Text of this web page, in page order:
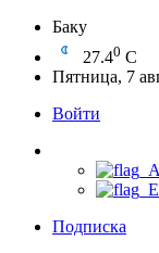
Баку
27.40 C
Пятница, 7
Войти
Подписка